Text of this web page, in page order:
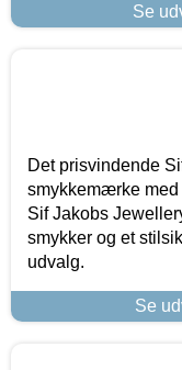
Se
Det prisvindende
smykkemærke med
Sif Jakobs
smykker og et
udvalg.
Se